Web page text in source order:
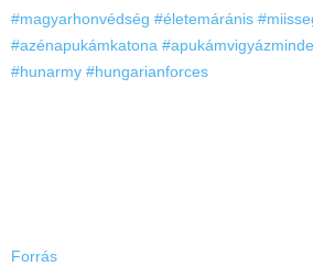
#magyarhonvédség #életemáránis
#azénapukámkatona
#hunarmy #hungarianforces
Forrás